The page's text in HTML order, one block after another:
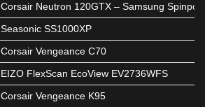
Corsair Neutron 120GTX – Samsung
Seasonic SS1000XP
Corsair Vengeance C70
EIZO FlexScan EcoView EV2736WFS
Corsair Vengeance K95